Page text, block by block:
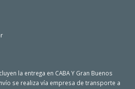
la entrega en CABA Y Gran Buenos
se realiza vía empresa de transporte a